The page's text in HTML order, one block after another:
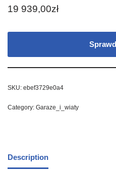
19 939,00zł
SKU: ebef3729e0a4
Category: Garaze_i_wiaty
Description